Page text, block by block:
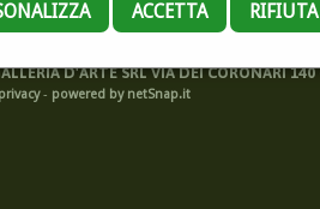
ACCETTA
D'ARTE SRL VIA DEI CORONARI
- powered by netSnap.it